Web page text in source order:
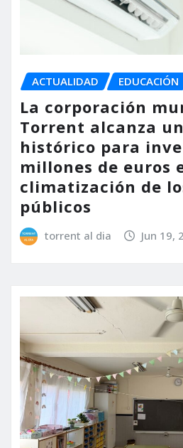
ACTUALIDAD EDUCACIÓN
La corporación
Torrent alcanza
histórico para
millones de euros
climatización de
públicos
torrent al dia Jun 19,